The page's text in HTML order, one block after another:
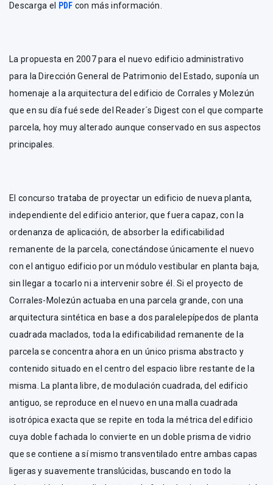
Descarga el PDF con más información.
La propuesta en 2007 para el nuevo edificio administrativo
para la Dirección General de Patrimonio del Estado, suponía un
homenaje a la arquitectura del edificio de Corrales y Molezún
que en su día fué sede del Reader´s Digest con el que comparte
parcela, hoy muy alterado aunque conservado en sus aspectos
principales.
El concurso trataba de proyectar un edificio de nueva planta,
independiente del edificio anterior, que fuera capaz, con la
ordenanza de aplicación, de absorber la edificabilidad
remanente de la parcela, conectándose únicamente el nuevo
con el antiguo edificio por un módulo vestibular en planta baja,
sin llegar a tocarlo ni a intervenir sobre él. Si el proyecto de
Corrales-Molezún actuaba en una parcela grande, con una
arquitectura sintética en base a dos paralelepípedos de planta
cuadrada maclados, toda la edificabilidad remanente de la
parcela se concentra ahora en un único prisma abstracto y
contenido situado en el centro del espacio libre restante de la
misma. La planta libre, de modulación cuadrada, del edificio
antiguo, se reproduce en el nuevo en una malla cuadrada
isotrópica exacta que se repite en toda la métrica del edificio
cuya doble fachada lo convierte en un doble prisma de vidrio
que se contiene a sí mismo transventilado entre ambas capas
ligeras y suavemente translúcidas, buscando en todo la